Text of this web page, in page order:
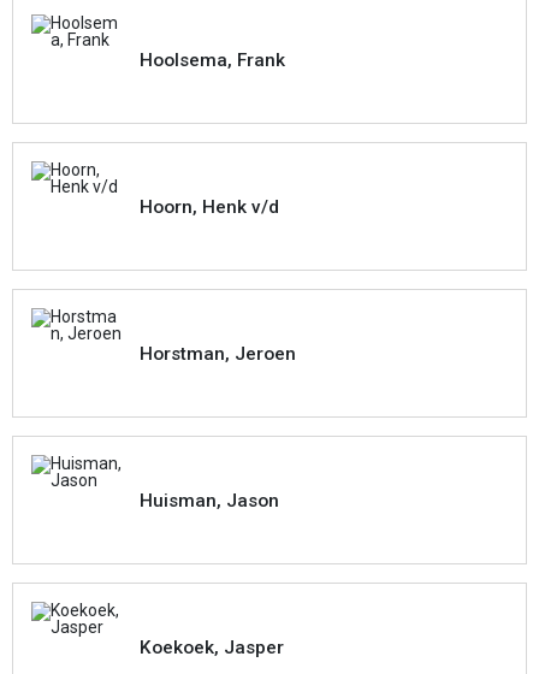
Hoolsema, Frank
Hoorn, Henk v/d
Horstman, Jeroen
Huisman, Jason
Koekoek, Jasper